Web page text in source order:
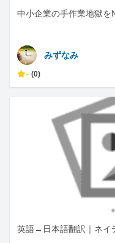
中小企業の手作業地獄を
みずなみ
- (0)
英語→日本語翻訳｜ネイ